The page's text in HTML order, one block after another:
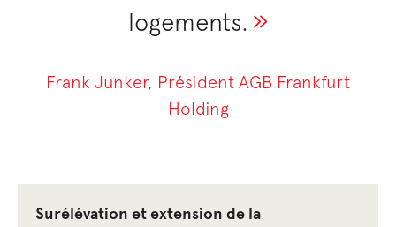
logements.
Frank Junker, Président AGB Frankfurt
Holding
Surélévation et extension de la